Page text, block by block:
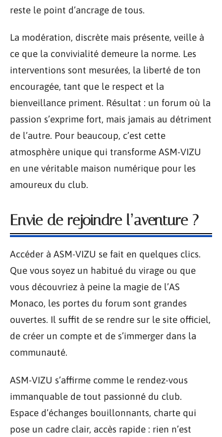
reste le point d’ancrage de tous.
La modération, discrète mais présente, veille à
ce que la convivialité demeure la norme. Les
interventions sont mesurées, la liberté de ton
encouragée, tant que le respect et la
bienveillance priment. Résultat : un forum où la
passion s’exprime fort, mais jamais au détriment
de l’autre. Pour beaucoup, c’est cette
atmosphère unique qui transforme ASM-VIZU
en une véritable maison numérique pour les
amoureux du club.
Envie de rejoindre l’aventure ?
Accéder à ASM-VIZU se fait en quelques clics.
Que vous soyez un habitué du virage ou que
vous découvriez à peine la magie de l’AS
Monaco, les portes du forum sont grandes
ouvertes. Il suffit de se rendre sur le site officiel,
de créer un compte et de s’immerger dans la
communauté.
ASM-VIZU s’affirme comme le rendez-vous
immanquable de tout passionné du club.
Espace d’échanges bouillonnants, charte qui
pose un cadre clair, accès rapide : rien n’est